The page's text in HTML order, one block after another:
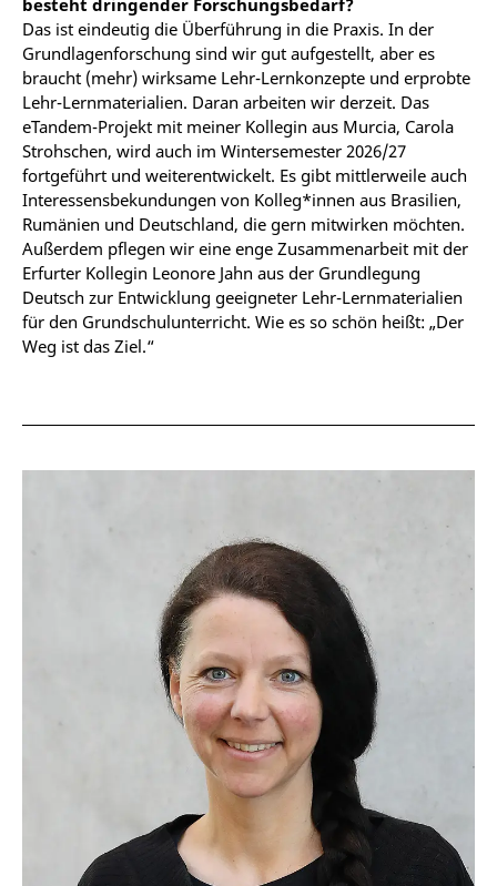
besteht dringender Forschungsbedarf?
Das ist eindeutig die Überführung in die Praxis. In der
Grundlagenforschung sind wir gut aufgestellt, aber es
braucht (mehr) wirksame Lehr-Lernkonzepte und erprobte
Lehr-Lernmaterialien. Daran arbeiten wir derzeit. Das
eTandem-Projekt mit meiner Kollegin aus Murcia, Carola
Strohschen, wird auch im Wintersemester 2026/27
fortgeführt und weiterentwickelt. Es gibt mittlerweile auch
Interessensbekundungen von Kolleg*innen aus Brasilien,
Rumänien und Deutschland, die gern mitwirken möchten.
Außerdem pflegen wir eine enge Zusammenarbeit mit der
Erfurter Kollegin Leonore Jahn aus der Grundlegung
Deutsch zur Entwicklung geeigneter Lehr-Lernmaterialien
für den Grundschulunterricht. Wie es so schön heißt: „Der
Weg ist das Ziel.“